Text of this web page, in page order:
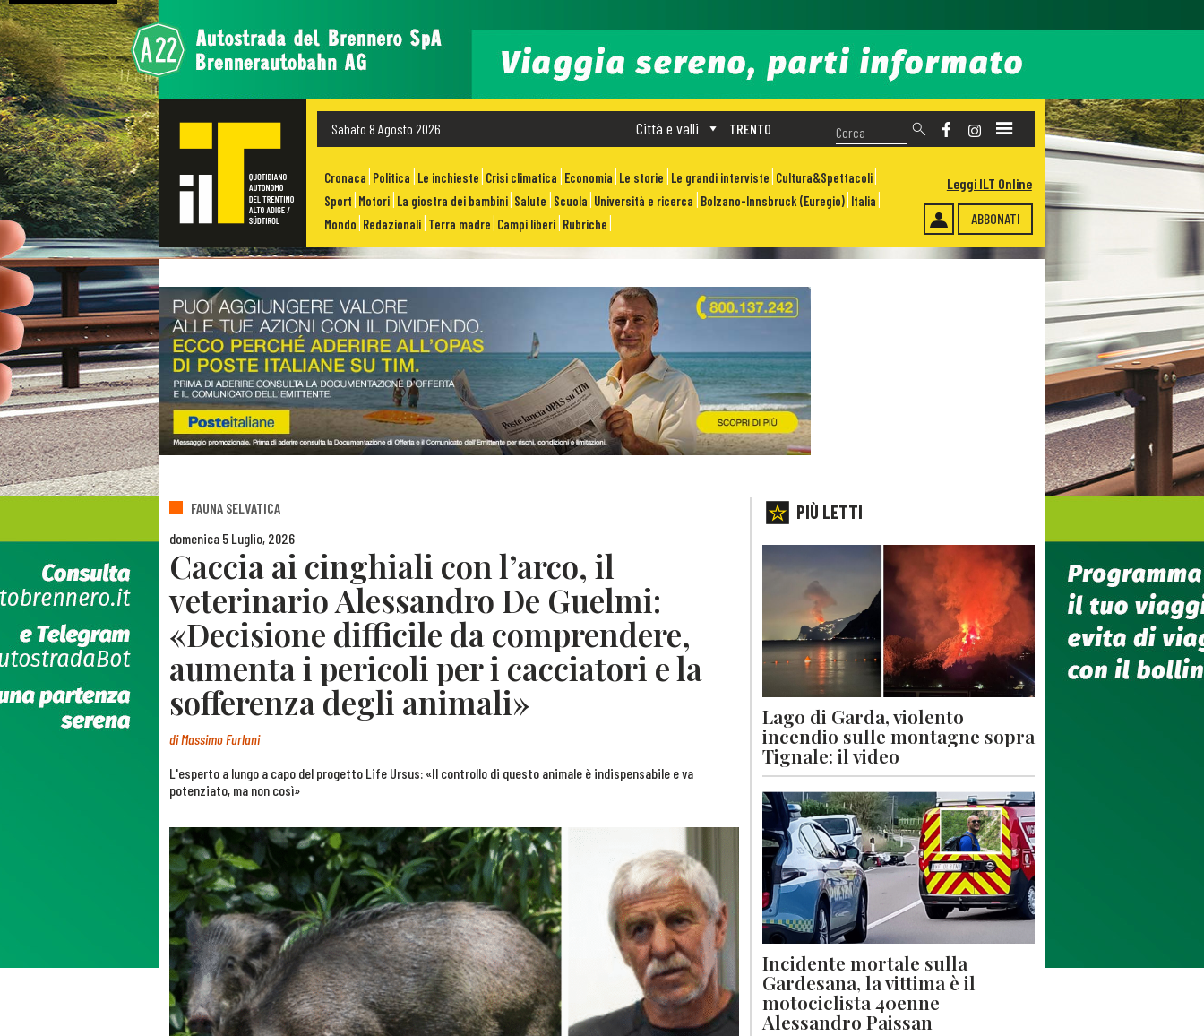
Sabato 8 Agosto 2026 TRENTO
Città e valli
Cronaca Politica Le inchieste Crisi climatica Economia Le storie Le grandi interviste Cultura&Spettacoli
Sport Motori La giostra dei bambini Salute Scuola Università e ricerca Bolzano-Innsbruck (Euregio) Italia
Mondo Redazionali Terra madre Campi liberi Rubriche ABBONATI
Leggi ILT Online
FAUNA SELVATICA
domenica 5 Luglio, 2026
Caccia ai cinghiali con l’arco, il
veterinario Alessandro De Guelmi:
«Decisione difficile da comprendere,
aumenta i pericoli per i cacciatori e la
sofferenza degli animali»
diMassimo Furlani
L'esperto a lungo a capo del progetto Life Ursus: «Il controllo di questo animale è indispensabile e va
potenziato, ma non così»
PIÙ LETTI
Lago di Garda, violento
incendio sulle montagne sopra
Tignale: il video
Incidente mortale sulla
Gardesana, la vittima è il
motociclista 40enne
Alessandro Paissan